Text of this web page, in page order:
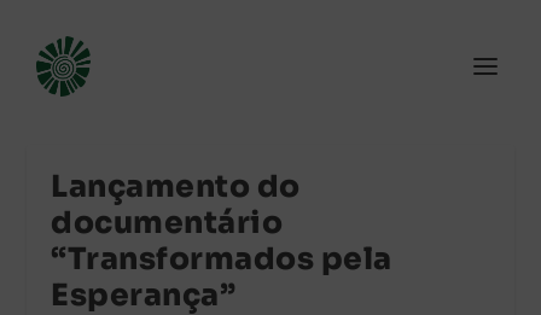
Lançamento do
documentário
“Transformados pela
Esperança”